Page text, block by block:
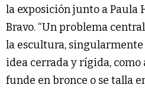
la exposición junto a Paula
Bravo. “Un problema
la escultura, singularmente
idea cerrada y rígida, como
funde en bronce o se talla